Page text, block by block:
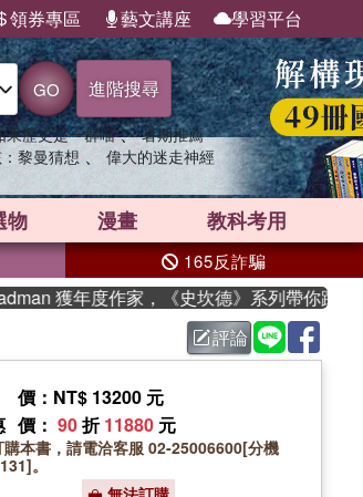
領券專區 藝文講座 學習平台
GO 進階搜尋
果歷史是一群喵 、 暑期推薦
黎曼猜想 、 偉大的迷走神經
物 漫畫 教科考用
165反詐騙
獲年度作家，《史坎德》系列帶你踏上熱
評論
：NT$ 13200 元
價 ： 90折11880 元
購本書，請電洽客服 02-25006600[分機
。